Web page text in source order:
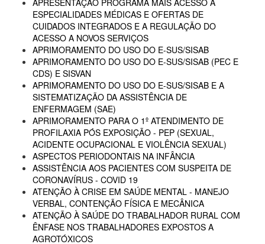
APRESENTAÇÃO PROGRAMA MAIS ACESSO A
ESPECIALIDADES MÉDICAS E OFERTAS DE
CUIDADOS INTEGRADOS E A REGULAÇÃO DO
ACESSO A NOVOS SERVIÇOS
APRIMORAMENTO DO USO DO E-SUS/SISAB
APRIMORAMENTO DO USO DO E-SUS/SISAB (PEC E
CDS) E SISVAN
APRIMORAMENTO DO USO DO E-SUS/SISAB E A
SISTEMATIZAÇÃO DA ASSISTÊNCIA DE
ENFERMAGEM (SAE)
APRIMORAMENTO PARA O 1º ATENDIMENTO DE
PROFILAXIA PÓS EXPOSIÇÃO - PEP (SEXUAL,
ACIDENTE OCUPACIONAL E VIOLÊNCIA SEXUAL)
ASPECTOS PERIODONTAIS NA INFÂNCIA
ASSISTÊNCIA AOS PACIENTES COM SUSPEITA DE
CORONAVÍRUS - COVID 19
ATENÇÃO À CRISE EM SAÚDE MENTAL - MANEJO
VERBAL, CONTENÇÃO FÍSICA E MECÂNICA
ATENÇÃO À SAÚDE DO TRABALHADOR RURAL COM
ÊNFASE NOS TRABALHADORES EXPOSTOS A
AGROTÓXICOS